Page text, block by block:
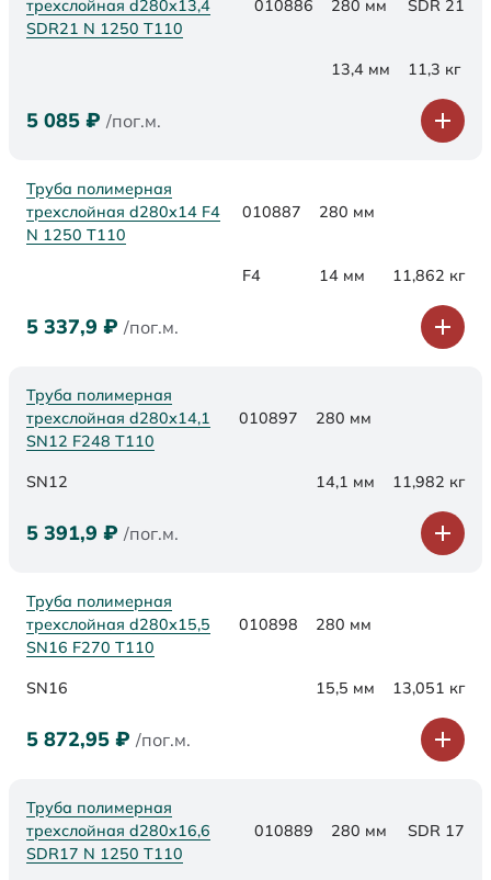
трехслойная d280x13,4
SDR21 N 1250 Т110
010886 280 мм SDR 21
13,4 мм 11,3 кг
5 085 ₽ /пог.м.
Труба полимерная
трехслойная d280x14 F4
N 1250 Т110
010887 280 мм
F4 14 мм 11,862 кг
5 337,9 ₽ /пог.м.
Труба полимерная
трехслойная d280х14,1
SN12 F248 Т110
010897 280 мм
SN12 14,1 мм 11,982 кг
5 391,9 ₽ /пог.м.
Труба полимерная
трехслойная d280х15,5
SN16 F270 Т110
010898 280 мм
SN16 15,5 мм 13,051 кг
5 872,95 ₽ /пог.м.
Труба полимерная
трехслойная d280x16,6
SDR17 N 1250 Т110
010889 280 мм SDR 17